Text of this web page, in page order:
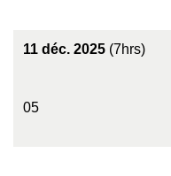
11 déc. 2025 (7hrs)
05